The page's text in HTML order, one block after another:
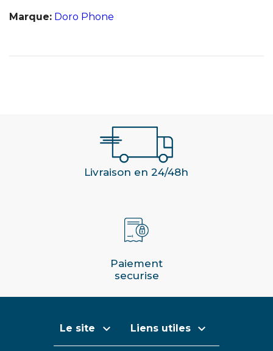
Marque: Doro Phone
Livraison en 24/48h
Paiement
securise
Le site  Liens utiles 